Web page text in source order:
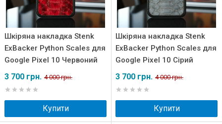
Шкіряна накладка Stenk
ExBacker Python Scales для
Google Pixel 10 Червоний
3 700 грн. 4 000 грн.
Купити
Шкіряна накладка Stenk
ExBacker Python Scales для
Google Pixel 10 Сірий
3 700 грн. 4 000 грн.
Купити